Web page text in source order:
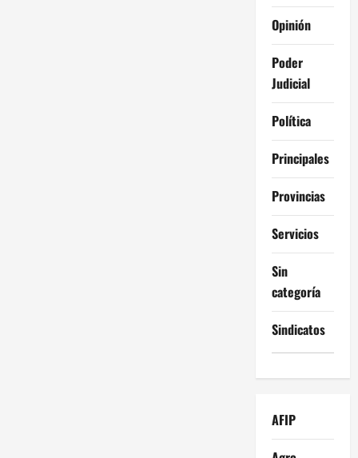
Opinión
Poder
Judicial
Política
Principales
Provincias
Servicios
Sin
categoría
Sindicatos
AFIP